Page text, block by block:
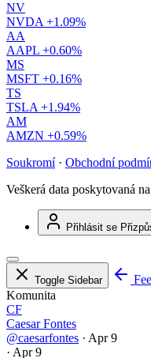
NV
NVDA +1.09%
AA
AAPL +0.60%
MS
MSFT +0.16%
TS
TSLA +1.94%
AM
AMZN +0.59%
Soukromí · Obchodní
Veškerá data poskytovaná
Přihlásit se
Toggle Sidebar
Komunita
CF
Caesar Fontes
@caesarfontes · Apr 9
· Apr 9